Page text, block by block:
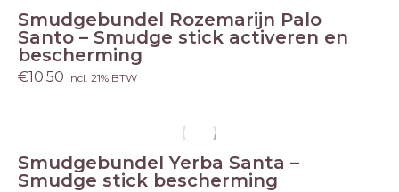
Smudgebundel Rozemarijn Palo
Santo – Smudge stick activeren en
bescherming
€10.50 incl. 21% BTW
Smudgebundel Yerba Santa –
Smudge stick bescherming